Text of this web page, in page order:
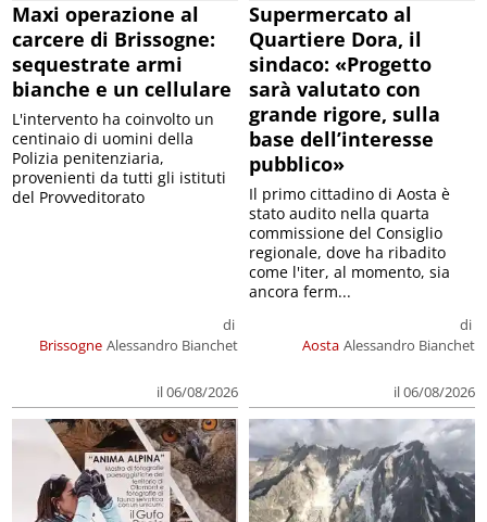
Maxi operazione al
carcere di Brissogne:
sequestrate armi
bianche e un cellulare
Brissogne
di
Alessandro Bianchet
il 06/08/2026
L'intervento ha coinvolto un
centinaio di uomini della
Polizia penitenziaria,
provenienti da tutti gli istituti
del Provveditorato
Supermercato al
Quartiere Dora, il
sindaco: «Progetto
sarà valutato con
grande rigore, sulla
base dell’interesse
pubblico»
Aosta
di
Alessandro Bianchet
il 06/08/2026
Il primo cittadino di Aosta è
stato audito nella quarta
commissione del Consiglio
regionale, dove ha ribadito
come l'iter, al momento, sia
ancora ferm...